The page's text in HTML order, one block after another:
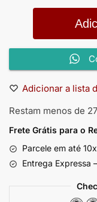
Adicionar a lista
Restam menos de
Frete Grátis para o
Parcele em até
Entrega Expressa